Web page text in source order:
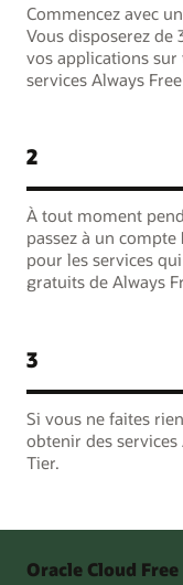
Commencez avec un
Vous disposerez
vos applications sur
services Always
2
À tout moment
passez à un compte
pour les services
gratuits de Always
3
Si vous ne faites
obtenir des
Tier.
Oracle Cloud